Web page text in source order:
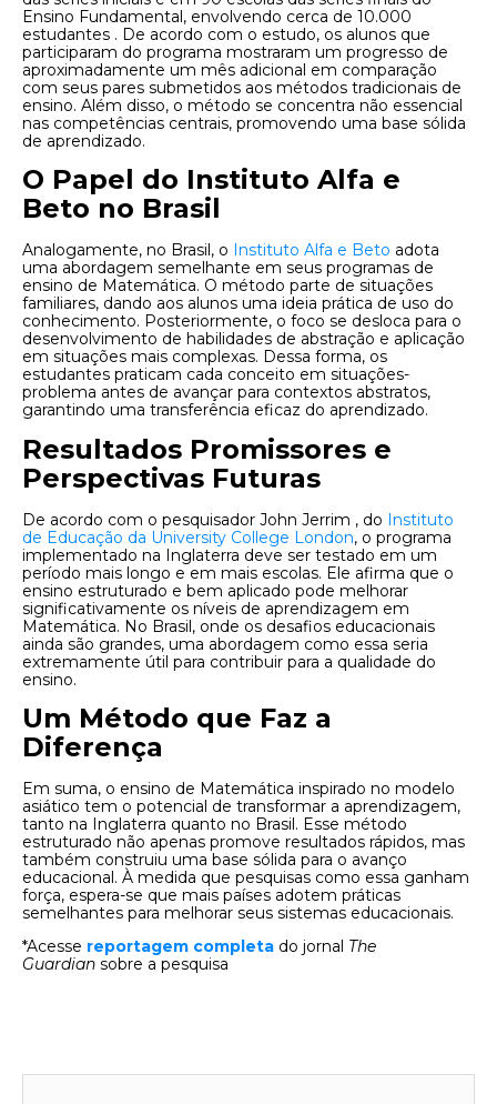
Ensino Fundamental, envolvendo cerca de 10.000
estudantes . De acordo com o estudo, os alunos que
participaram do programa mostraram um progresso de
aproximadamente um mês adicional em comparação
com seus pares submetidos aos métodos tradicionais de
ensino. Além disso, o método se concentra não essencial
nas competências centrais, promovendo uma base sólida
de aprendizado.
O Papel do Instituto Alfa e
Beto no Brasil
Analogamente, no Brasil, o Instituto Alfa e Beto adota
uma abordagem semelhante em seus programas de
ensino de Matemática. O método parte de situações
familiares, dando aos alunos uma ideia prática de uso do
conhecimento. Posteriormente, o foco se desloca para o
desenvolvimento de habilidades de abstração e aplicação
em situações mais complexas. Dessa forma, os
estudantes praticam cada conceito em situações-
problema antes de avançar para contextos abstratos,
garantindo uma transferência eficaz do aprendizado.
Resultados Promissores e
Perspectivas Futuras
De acordo com o pesquisador John Jerrim , do Instituto
de Educação da University College London, o programa
implementado na Inglaterra deve ser testado em um
período mais longo e em mais escolas. Ele afirma que o
ensino estruturado e bem aplicado pode melhorar
significativamente os níveis de aprendizagem em
Matemática. No Brasil, onde os desafios educacionais
ainda são grandes, uma abordagem como essa seria
extremamente útil para contribuir para a qualidade do
ensino.
Um Método que Faz a
Diferença
Em suma, o ensino de Matemática inspirado no modelo
asiático tem o potencial de transformar a aprendizagem,
tanto na Inglaterra quanto no Brasil. Esse método
estruturado não apenas promove resultados rápidos, mas
também construiu uma base sólida para o avanço
educacional. À medida que pesquisas como essa ganham
força, espera-se que mais países adotem práticas
semelhantes para melhorar seus sistemas educacionais.
*Acesse reportagem completa do jornal The
Guardian sobre a pesquisa